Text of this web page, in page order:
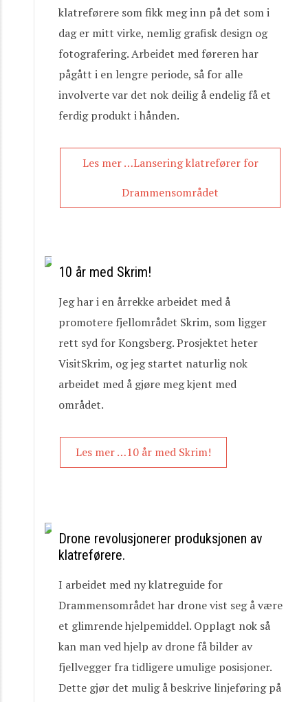
klatreførere som fikk meg inn på det som i
dag er mitt virke, nemlig grafisk design og
fotografering. Arbeidet med føreren har
pågått i en lengre periode, så for alle
involverte var det nok deilig å endelig få et
ferdig produkt i hånden.
Les mer …Lansering klatrefører for
Drammensområdet
10 år med Skrim!
Jeg har i en årrekke arbeidet med å
promotere fjellområdet Skrim, som ligger
rett syd for Kongsberg. Prosjektet heter
VisitSkrim, og jeg startet naturlig nok
arbeidet med å gjøre meg kjent med
området.
Les mer …10 år med Skrim!
Drone revolusjonerer produksjonen av
klatreførere.
I arbeidet med ny klatreguide for
Drammensområdet har drone vist seg å være
et glimrende hjelpemiddel. Opplagt nok så
kan man ved hjelp av drone få bilder av
fjellvegger fra tidligere umulige posisjoner.
Dette gjør det mulig å beskrive linjeføring på